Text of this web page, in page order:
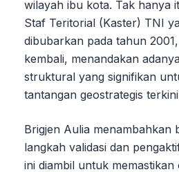
wilayah ibu kota. Tak hanya
Staf Teritorial (Kaster) TNI
dibubarkan pada tahun
kembali, menandakan
struktural yang signifikan
tantangan geostrategis
Brigjen Aulia menambahkan
langkah validasi dan
ini diambil untuk